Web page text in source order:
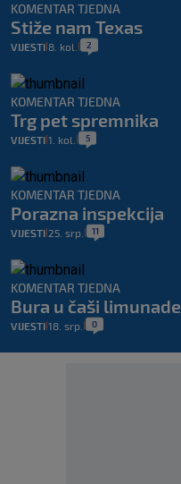
KOMENTAR TJEDNA
Stiže nam Texas
VIJESTI 8. kol. 2
KOMENTAR TJEDNA
Trg pet spremnika
VIJESTI 1. kol. 5
KOMENTAR TJEDNA
Porazna inspekcija
VIJESTI 25. srp. 11
KOMENTAR TJEDNA
Bura u čaši limunade
VIJESTI 18. srp. 0